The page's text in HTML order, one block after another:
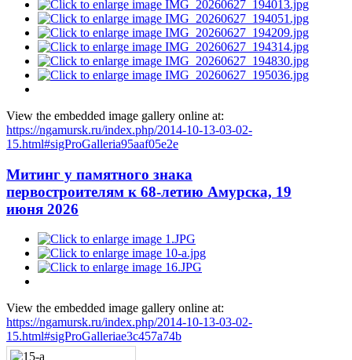
View the embedded image gallery online at:
https://ngamursk.ru/index.php/2014-10-13-03-02-
15.html#sigProGalleria95aaf05e2e
Митинг у памятного знака
первостроителям к 68-летию Амурска, 19
июня 2026
View the embedded image gallery online at:
https://ngamursk.ru/index.php/2014-10-13-03-02-
15.html#sigProGalleriae3c457a74b